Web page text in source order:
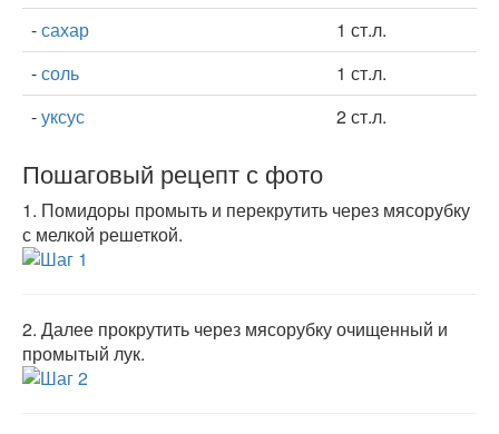
-сахар
1 ст.л.
-соль
1 ст.л.
-уксус 2 ст.л.
Пошаговый рецепт с фото
1. Помидоры промыть и перекрутить через мясорубку
с мелкой решеткой.
2. Далее прокрутить через мясорубку очищенный и
промытый лук.